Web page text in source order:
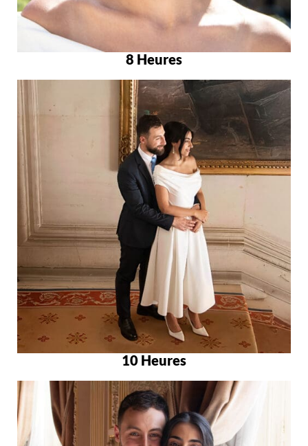
8 Heures
10 Heures